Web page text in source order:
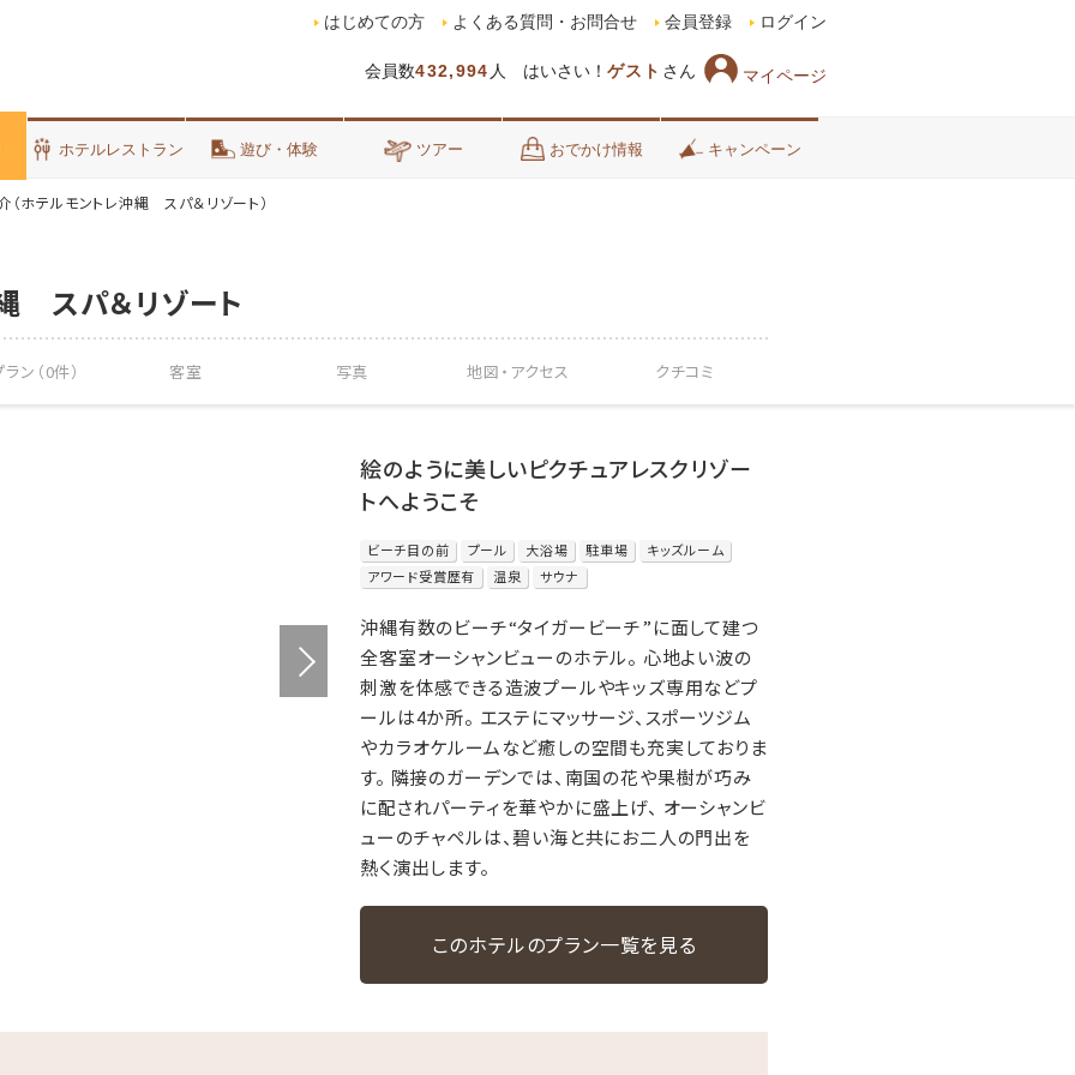
会員数432,994 人 はいさい！ ゲスト さん マイページ
はじめての方 よくある質問・お問合せ 会員登録 ログイン
ホテルレストラン 遊び・体験 ツアー おでかけ情報 キャンペーン
（ホテルモントレ沖縄 スパ＆リゾート）
スパ＆リゾート
ン（0件） 客室 写真 地図・ アクセス クチコミ
絵のように美しいピクチュアレスクリゾー
トへようこそ
ビーチ目の前 プール 大浴場 駐車場
キッズルーム
アワード受賞歴有
温泉 サウナ
沖縄有数のビーチ“タイガービーチ”に面して建つ
全客室オーシャンビューのホテル。 心地よい波の
刺激を体感できる造波プールやキッズ専用などプ
ールは4か所。 エステにマッサージ、スポーツジム
やカラオケルームなど癒しの空間も充実しておりま
す。 隣接のガーデンでは、南国の花や果樹が巧み
に配されパーティを華やかに盛上げ、 オーシャンビ
ューのチャペルは、碧い海と共にお二人の門出を
熱く演出します。
このホテルのプラン一覧を見る